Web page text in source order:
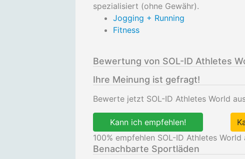
spezialisiert (ohne Gewähr).
Jogging + Running
Fitness
Bewertung von SOL-ID Athletes
Ihre Meinung ist gefragt!
Bewerte jetzt SOL-ID Athletes World
Kann ich empfehlen!
100% empfehlen SOL-ID Athletes
Benachbarte Sportläden